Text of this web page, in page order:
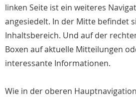
linken Seite ist ein weiteres
angesiedelt. In der Mitte befindet
Inhaltsbereich. Und auf der
Boxen auf aktuelle Mitteilungen
interessante Informationen.
Wie in der oberen